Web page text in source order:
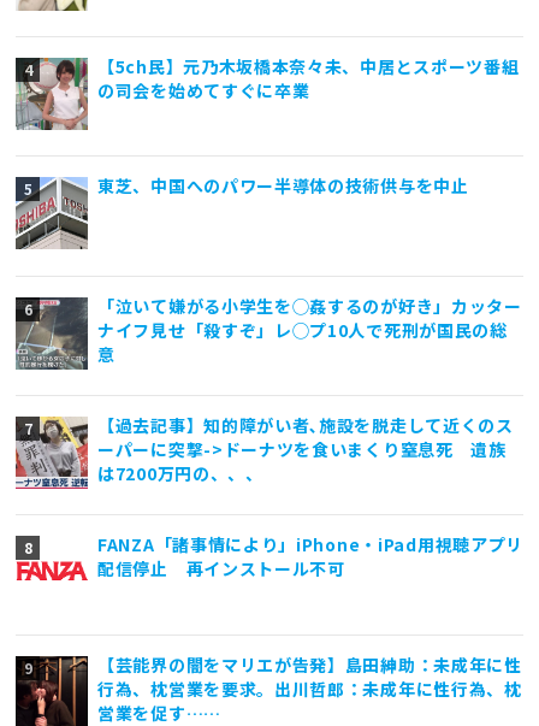
【5ch民】元乃木坂橋本奈々未、中居とスポーツ番組
の司会を始めてすぐに卒業
東芝、中国へのパワー半導体の技術供与を中止
「泣いて嫌がる小学生を◯姦するのが好き」カッター
ナイフ見せ「殺すぞ」レ◯プ10人で死刑が国民の総
意
【過去記事】知的障がい者､施設を脱走して近くのス
ーパーに突撃->ドーナツを食いまくり窒息死 遺族
は7200万円の、、、
FANZA「諸事情により」iPhone・iPad用視聴アプリ
配信停止 再インストール不可
【芸能界の闇をマリエが告発】島田紳助：未成年に性
行為、枕営業を要求。出川哲郎：未成年に性行為、枕
営業を促す……